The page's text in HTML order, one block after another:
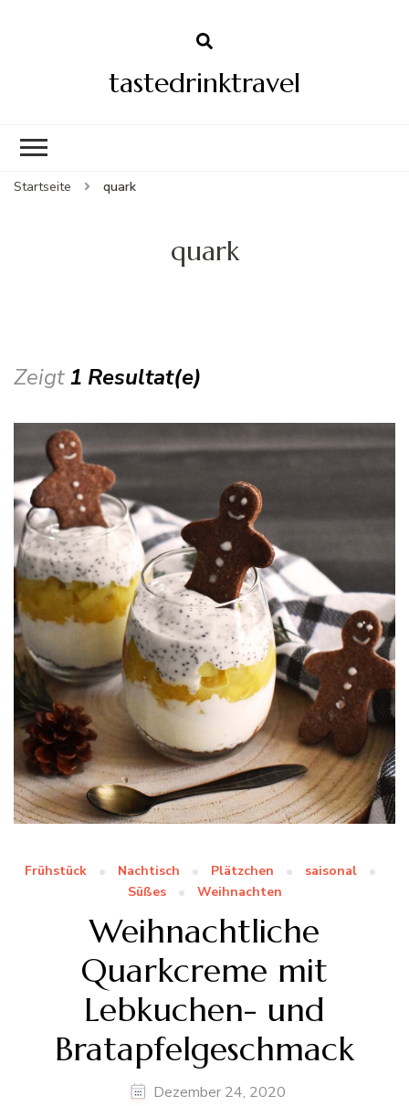
tastedrinktravel
Startseite quark
quark
Zeigt1 Resultat(e)
Frühstück Nachtisch Plätzchen
saisonal
Süßes
Weihnachten
Weihnachtliche
Quarkcreme mit
Lebkuchen- und
Bratapfelgeschmack
Dezember 24, 2020